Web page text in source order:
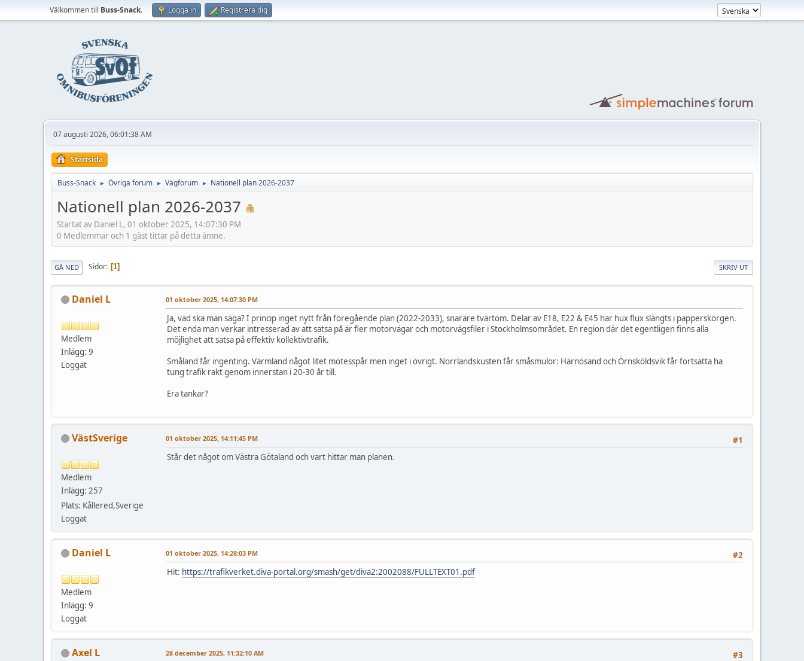
Välkommen till Buss-Snack. Logga in Registrera dig
07 augusti 2026, 06:01:38 AM
Startsida
Buss-Snack ► Övriga forum ► Vägforum ► Nationell plan 2026-2037
Nationell plan 2026-2037
Startat av Daniel L, 01 oktober 2025, 14:07:30 PM
0 Medlemmar och 1 gäst tittar på detta ämne.
SKRIV UT
GÅ NED Sidor 1
Daniel L
Medlem
Inlägg: 9
Loggat
01 oktober 2025, 14:07:30 PM
Ja, vad ska man säga? I princip inget nytt från föregående plan (2022-2033), snarare tvärtom. Delar av E18, E22 & E45 har hux flux slängts i papperskorgen.
Det enda man verkar intresserad av att satsa på är fler motorvägar och motorvägsfiler i Stockholmsområdet. En region där det egentligen finns alla
möjlighet att satsa på effektiv kollektivtrafik.
Småland får ingenting. Värmland något litet mötesspår men inget i övrigt. Norrlandskusten får småsmulor: Härnösand och Örnsköldsvik får fortsätta ha
tung trafik rakt genom innerstan i 20-30 år till.
Era tankar?
VästSverige
Medlem
Inlägg: 257
Plats: Kållered,Sverige
Loggat
#1
01 oktober 2025, 14:11:45 PM
Står det något om Västra Götaland och vart hittar man planen.
Daniel L
Medlem
Inlägg: 9
Loggat
#2
01 oktober 2025, 14:28:03 PM
Hit: https://trafikverket.diva-portal.org/smash/get/diva2:2002088/FULLTEXT01.pdf
Axel L #3
28 december 2025, 11:32:10 AM